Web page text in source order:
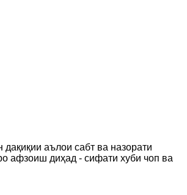
аълои сабт ва назорати
афзоиш диҳад - сифати хуби чоп ва